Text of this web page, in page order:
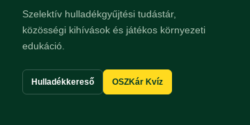
Szelektív hulladékgyűjtési tudástár,
közösségi kihívások és játékos környezeti
edukáció.
Hulladékkereső OSZKár Kvíz